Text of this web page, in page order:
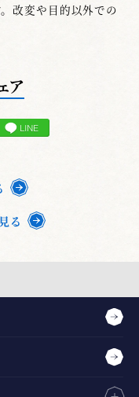
改変や目的以外での
ア
る